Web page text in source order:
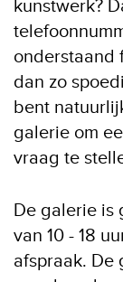
kunstwerk?
onderstaand
dan zo
bent
galerie om
vraag te
De galerie is
van 10 - 18
afspraak. De